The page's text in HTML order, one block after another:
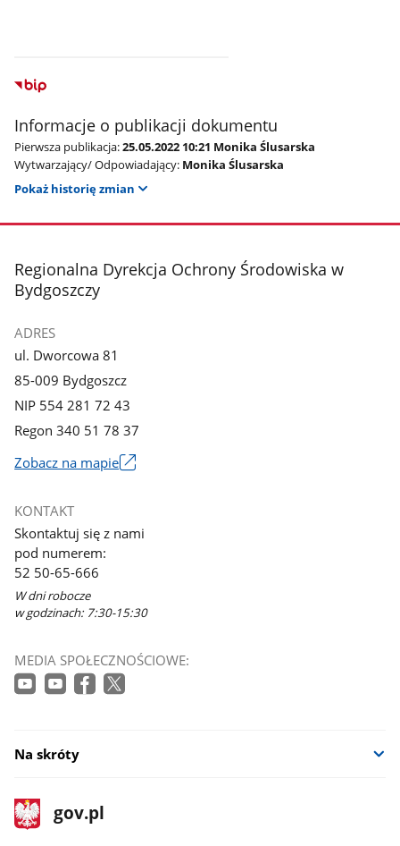
Informacje o publikacji dokumentu
Pierwsza publikacja:25.05.2022 10:21 Monika Ślusarska
Wytwarzający/ Odpowiadający: Monika Ślusarska
Pokaż historię zmian
stopka
Regionalna Dyrekcja Ochrony Środowiska w
Bydgoszczy
ADRES
ul. Dworcowa 81
85-009 Bydgoszcz
NIP 554 281 72 43
Regon 340 51 78 37
Zobacz na mapie
się
w
nowym
oknie
KONTAKT
Skontaktuj się z nami
pod numerem:
52 50-65-666
W dni robocze
w godzinach: 7:30-15:30
MEDIA SPOŁECZNOŚCIOWE:
Na skróty
stopka
gov.pl
Strona
gov.pl